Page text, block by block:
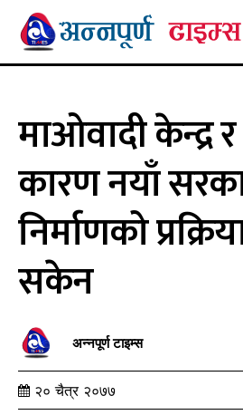
माओवादी केन्द्र
कारण नयाँ
निर्माणको
सकेन
अन्नपूर्ण टाइम्स
२० चैत्र २०७७